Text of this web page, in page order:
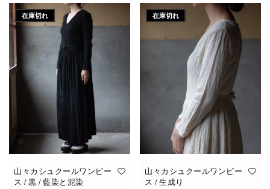
在庫切れ
山々カシュクールワンピー
ス / 黒 / 藍染と泥染
在庫切れ
山々カシュクールワンピー
ス / 生成り